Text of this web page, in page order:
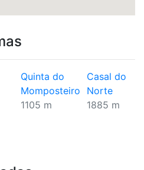
Quinta do
Momposteiro
1105 m
Casal do
Norte
1885 m